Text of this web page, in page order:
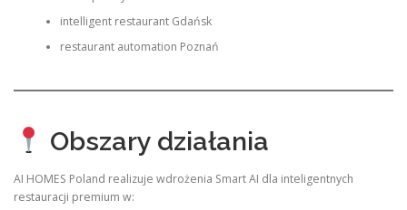
intelligent restaurant Gdańsk
restaurant automation Poznań
Obszary działania
AI HOMES Poland realizuje wdrożenia Smart AI dla inteligentnych
restauracji premium w: